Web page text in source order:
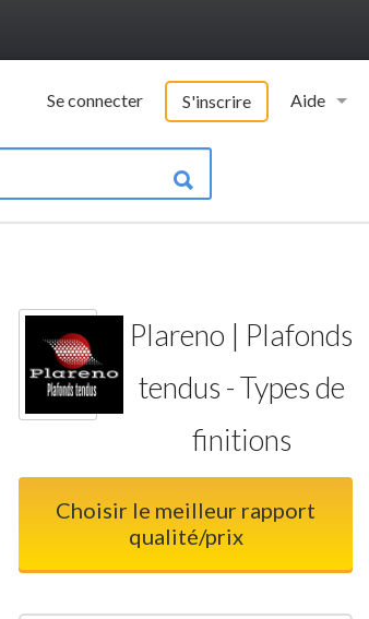
Se connecter S'inscrire Aide
Qui
Plareno | Plafonds
tendus - Types de
finitions
Choisir le meilleur rapport
qualité/prix